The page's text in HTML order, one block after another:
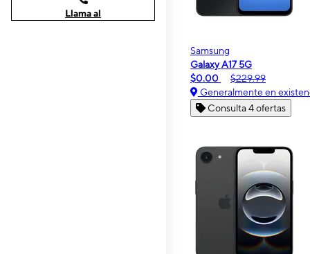
Llama al
Samsung
Galaxy A17 5G
$0.00
$229.99
Generalmente en
Consulta 4 ofertas